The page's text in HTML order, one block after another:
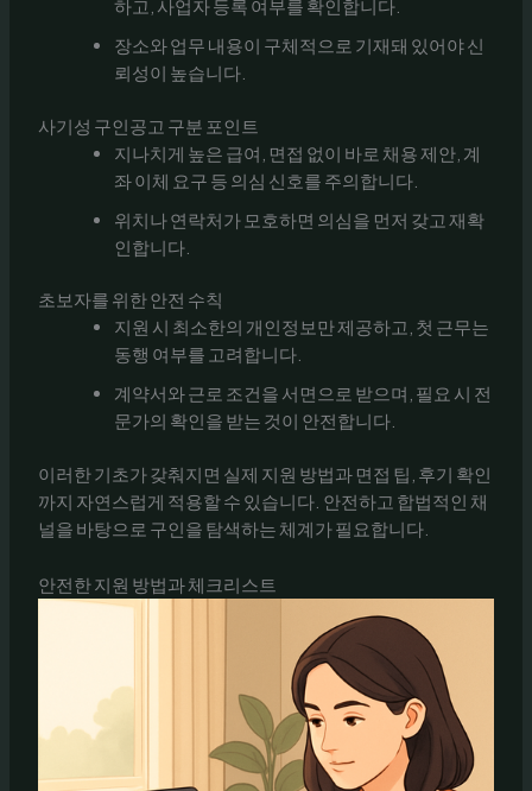
하고, 사업자 등록 여부를 확인합니다.
장소와 업무 내용이 구체적으로 기재돼 있어야 신
뢰성이 높습니다.
사기성 구인공고 구분 포인트
지나치게 높은 급여, 면접 없이 바로 채용 제안, 계
좌 이체 요구 등 의심 신호를 주의합니다.
위치나 연락처가 모호하면 의심을 먼저 갖고 재확
인합니다.
초보자를 위한 안전 수칙
지원 시 최소한의 개인정보만 제공하고, 첫 근무는
동행 여부를 고려합니다.
계약서와 근로 조건을 서면으로 받으며, 필요 시 전
문가의 확인을 받는 것이 안전합니다.
이러한 기초가 갖춰지면 실제 지원 방법과 면접 팁, 후기 확인
까지 자연스럽게 적용할 수 있습니다. 안전하고 합법적인 채
널을 바탕으로 구인을 탐색하는 체계가 필요합니다.
안전한 지원 방법과 체크리스트